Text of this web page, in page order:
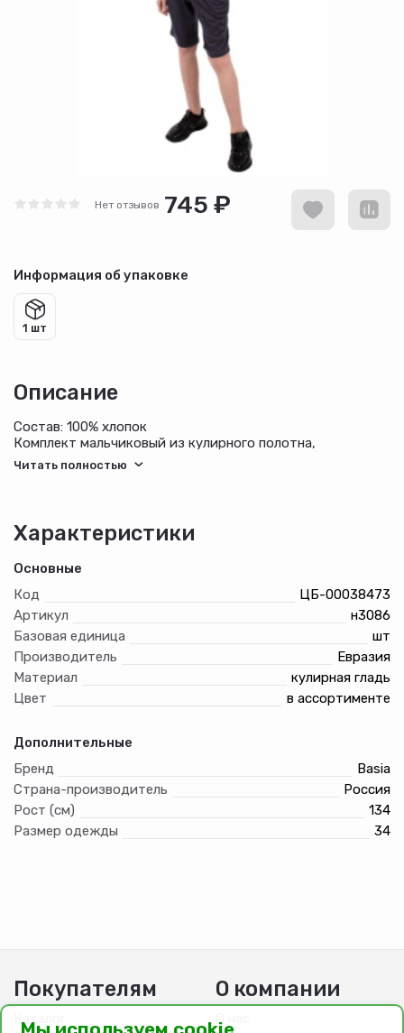
Нет отзывов 745 ₽
Информация об упаковке
1 шт
Описание
Состав: 100% хлопок
Комплект мальчиковый из кулирного полотна,
состоящий из джемпера и шорт. Джемпер с короткими
полотна контрастного цвета с боковыми карманами с
отрезным бочком и широким поясом из основного
Характеристики
Основные
Код
ЦБ-00038473
Артикул
н3086
Базовая единица
шт
Производитель
Евразия
Материал
кулирная гладь
Цвет
в ассортименте
Дополнительные
Бренд
Basia
Страна-производитель
Россия
Рост (см)
134
Размер одежды
34
Покупателям
Каталог
О компании
О нас